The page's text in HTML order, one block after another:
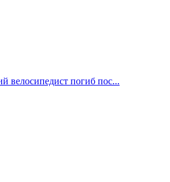
велосипедист погиб пос...